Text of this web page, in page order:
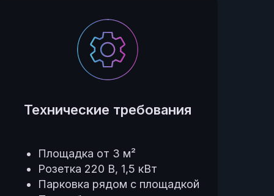
Технические требования
Площадка от 3 м²
Розетка 220 В, 1,5 кВт
Парковка рядом с площадкой